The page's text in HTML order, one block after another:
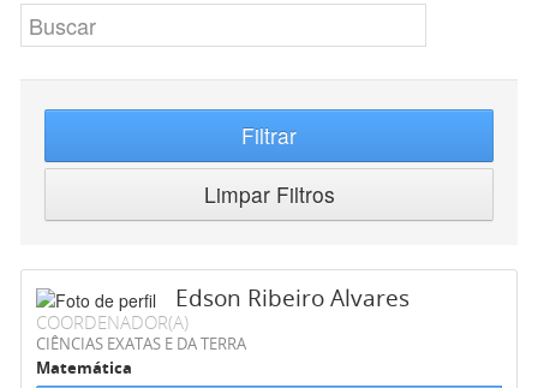
Filtrar
Limpar Filtros
Edson Ribeiro Alvares
COORDENADOR(A)
CIÊNCIAS EXATAS E DA TERRA
Matemática